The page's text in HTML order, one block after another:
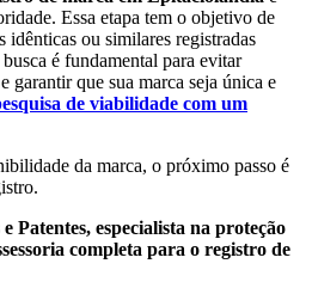
Essa etapa tem o objetivo de
idênticas ou similares registradas
é fundamental para evitar
garantir que sua marca seja única e
de viabilidade com um
da marca, o próximo passo é
Patentes, especialista na proteção
completa para o registro de